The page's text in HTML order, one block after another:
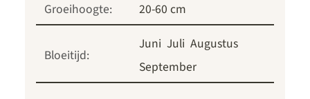
Groeihoogte:
20-60 cm
Bloeitijd:
Juni Juli Augustus
September